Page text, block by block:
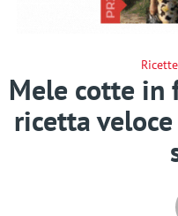
Mele cotte in
ricetta